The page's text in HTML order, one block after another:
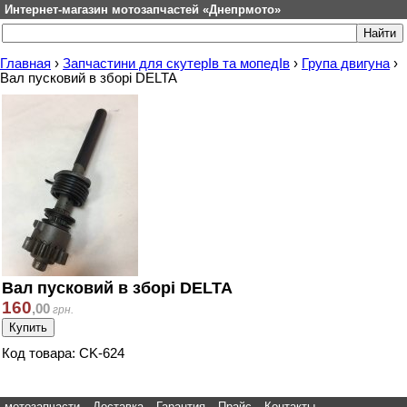
Интернет-магазин мотозапчастей «Днепрмото»
Главная › Запчастини для скутерІв та мопедІв › Група двигуна ›
Вал пусковий в зборі DELTA
Вал пусковий в зборі DELTA
160,00 грн.
Код товара: CK-624